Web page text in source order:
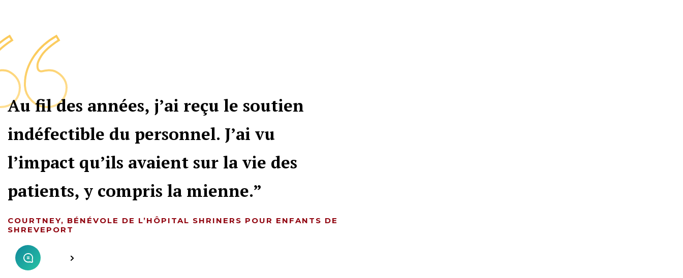
Au fil des années, j’ai reçu le soutien
indéfectible du personnel. J’ai vu
l’impact qu’ils avaient sur la vie des
patients, y compris la mienne.
COURTNEY, BÉNÉVOLE DE L’HÔPITAL SHRINERS POUR ENFANTS DE
SHREVEPORT